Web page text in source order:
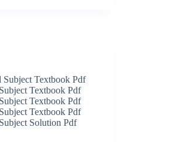
Subject Textbook Pdf
Textbook Pdf
Textbook Pdf
Textbook Pdf
Solution Pdf